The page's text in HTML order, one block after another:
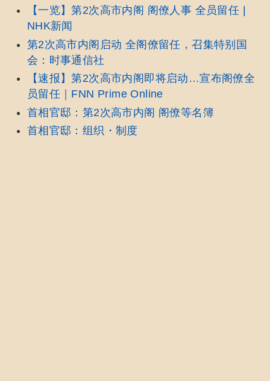
【一览】第2次高市内阁 阁僚人事 全员留任 |
NHK新闻
第2次高市内阁启动 全阁僚留任，召集特别国
会：时事通信社
【速报】第2次高市内阁即将启动…宣布阁僚全
员留任｜FNN Prime Online
首相官邸：第2次高市内阁 阁僚等名簿
首相官邸：组织・制度